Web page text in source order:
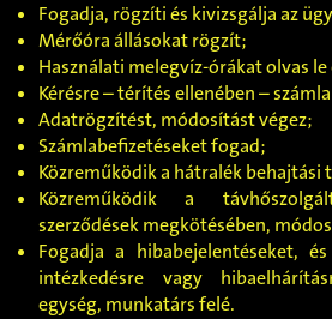
Fogadja, rögzíti és kivizsgálja az
Mérőóra állásokat rögzít;
Használati melegvíz-órákat olvas
Kérésre – térítés ellenében –
Adatrögzítést, módosítást végez;
Számlabefizetéseket fogad;
Közreműködik a hátralék behajtási
Közreműködik a
szerződések megkötésében,
Fogadja a hibabejelentéseket,
intézkedésre vagy
egység, munkatárs felé.